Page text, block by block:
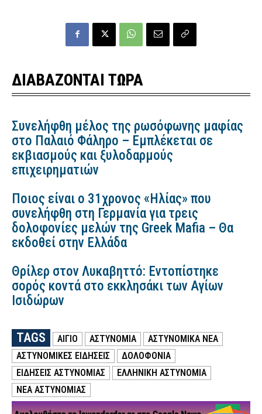
ΔΙΑΒΑΖΟΝΤΑΙ ΤΩΡΑ
Συνελήφθη μέλος της ρωσόφωνης μαφίας
στο Παλαιό Φάληρο – Εμπλέκεται σε
εκβιασμούς και ξυλοδαρμούς
επιχειρηματιών
Ποιος είναι ο 31χρονος «Ηλίας» που
συνελήφθη στη Γερμανία για τρεις
δολοφονίες μελών της Greek Mafia – Θα
εκδοθεί στην Ελλάδα
Θρίλερ στον Λυκαβηττό: Εντοπίστηκε
σορός κοντά στο εκκλησάκι των Αγίων
Ισιδώρων
TAGS ΑΙΓΙΟ ΑΣΤΥΝΟΜΙΑ
ΑΣΤΥΝΟΜΙΚΑ ΝΕΑ
ΑΣΤΥΝΟΜΙΚΕΣ ΕΙΔΗΣΕΙΣ
ΔΟΛΟΦΟΝΙΑ
ΕΙΔΗΣΕΙΣ ΑΣΤΥΝΟΜΙΑΣ
ΕΛΛΗΝΙΚΗ ΑΣΤΥΝΟΜΙΑ
ΝΕΑ ΑΣΤΥΝΟΜΙΑΣ